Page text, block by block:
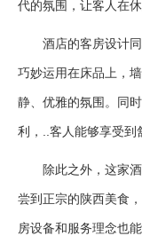
代的氛围，让客人在
酒店的客房设计
巧妙运用在床品上，
静、优雅的氛围。同
利，..客人能够享受到
除此之外，这家
尝到正宗的陕西美食
房设备和服务理念也